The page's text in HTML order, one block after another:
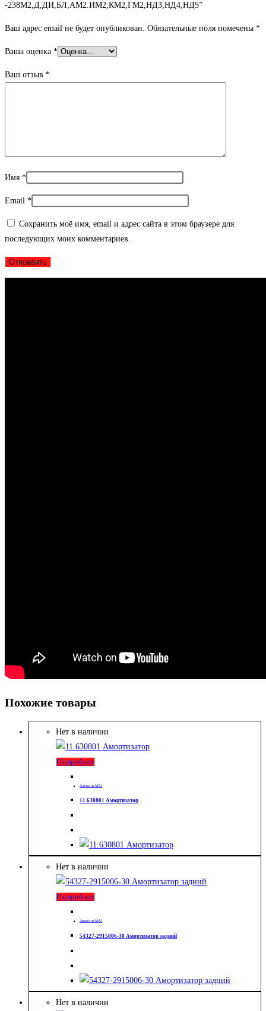
-238М2,Д,ДИ,БЛ,АМ2.ИМ2,КМ2,ГМ2,НД3,НД4,НД5”
Ваш адрес email не будет опубликован. Обязательные поля помечены *
Ваша оценка *
Ваш отзыв *
Имя *
Email *
Сохранить моё имя, email и адрес сайта в этом браузере для
последующих моих комментариев.
Похожие товары
Нет в наличии
Подробнее
Запчасти МАЗ
11.630801 Амортизатор
Нет в наличии
Подробнее
Запчасти МАЗ
54327-2915006-30 Амортизатор задний
Нет в наличии